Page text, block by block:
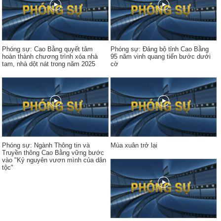
Phóng sự: Cao Bằng quyết tâm
hoàn thành chương trình xóa nhà
tam, nhà dột nát trong năm 2025
Phóng sự: Đảng bộ tỉnh Cao Bằng
95 năm vinh quang tiến bước dưới
cờ
Phóng sự: Ngành Thông tin và
Truyền thông Cao Bằng vững bước
vào "Kỷ nguyên vươn mình của dân
tộc"
Mùa xuân trở lại